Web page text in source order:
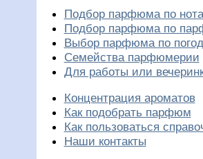
Подбор парфюма по
Подбор парфюма по
Выбор парфюма по
Семейства парфюмерии
Для работы или
Концентрация ароматов
Как подобрать парфюм
Как пользоваться
Наши контакты